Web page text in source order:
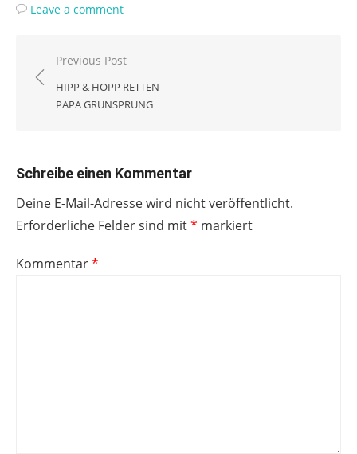
Leave a comment
Beitragsnavigation
Previous Post
HIPP & HOPP RETTEN
PAPA GRÜNSPRUNG
Schreibe einen Kommentar
Deine E-Mail-Adresse wird nicht veröffentlicht.
Erforderliche Felder sind mit* markiert
Kommentar*